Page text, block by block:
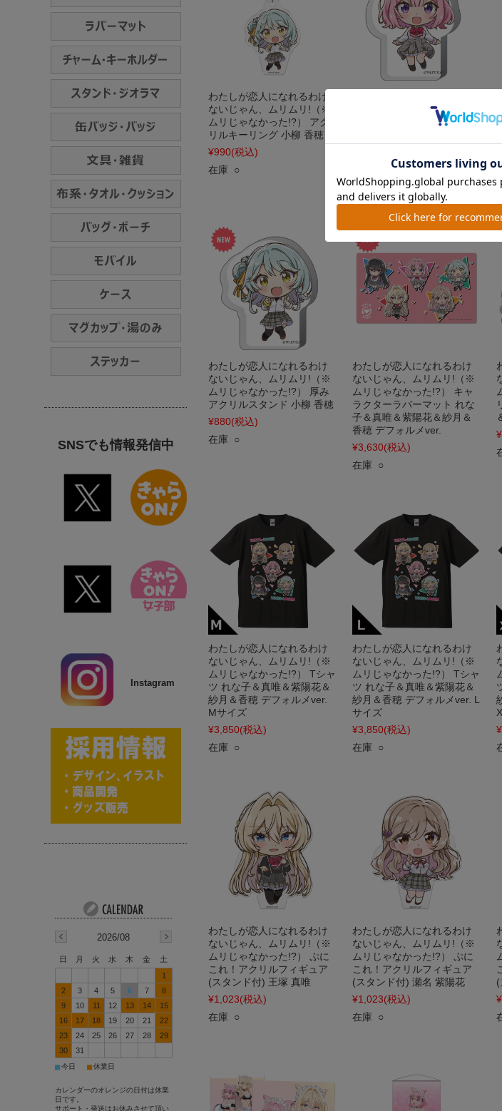
わたしが恋人になれるわけ
ないじゃん、ムリムリ!（※
ムリじゃなかった!?） アク
リルキーリング 小柳 香穂
¥990(税込)
在庫 ○
ないじゃん、ムリムリ!（※
ムリじゃなかった!?） 厚み
子
(税込)
在庫 ○
わたしが恋人になれるわけ
ないじゃん、ムリムリ!（※
ムリじゃなかった!?） 厚み
アクリルスタンド 小柳 香穂
¥880(税込)
在庫 ○
わたしが恋人になれるわけ
ないじゃん、ムリムリ!（※
ムリじゃなかった!?） キャ
ラクターラバーマット れな
子＆真唯＆紫陽花＆紗月＆
香穂 デフォルメver.
¥3,630(税込)
在庫 ○
わたしが恋人になれるわけ
ないじゃん、ムリムリ!（※
ムリじゃなかった!?） Tシャ
ツ れな子＆真唯＆紫陽花＆
紗月＆香穂 デフォルメver.
Mサイズ
¥3,850(税込)
在庫 ○
わたしが恋人になれるわけ
ないじゃん、ムリムリ!（※
ムリじゃなかった!?） Tシャ
ツ れな子＆真唯＆紫陽花＆
紗月＆香穂 デフォルメver. L
サイズ
¥3,850(税込)
在庫 ○
わたしが恋人になれるわけ
ないじゃん、ムリムリ!（※
ムリじゃなかった!?） ぷに
これ！アクリルフィギュア
(スタンド付) 王塚 真唯
¥1,023(税込)
在庫 ○
わたしが恋人になれるわけ
ないじゃん、ムリムリ!（※
ムリじゃなかった!?） ぷに
これ！アクリルフィギュア
(スタンド付) 瀬名 紫陽花
¥1,023(税込)
在庫 ○
(
SNSでも情報発信中
Instagram
2026/08
日 月 火 水 木 金
土
1
2
3 4 5 6 7
8
9
10 11 12 13 14
15
16
17 18 19 20 21
22
23
24 25 26 27 28
29
30
31
■今日 ■休業日
カレンダーのオレンジの日付は休業
日です。
サポート・発送はお休みさせて頂い